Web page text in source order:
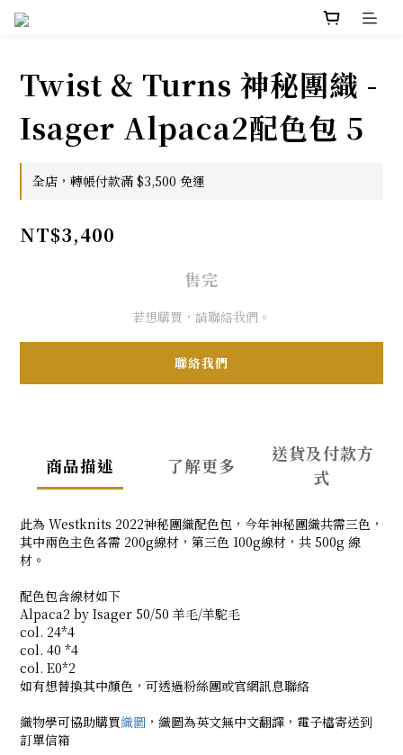
Twist & Turns 神秘團織 -
Isager Alpaca2配色包 5
全店，轉帳付款滿 $3,500 免運
NT$3,400
售完
若想購買，請聯絡我們。
聯絡我們
商品描述 了解更多
送貨及付款方
式
此為 Westknits 2022神秘團織配色包，今年神秘團織共需三色，
其中兩色主色各需 200g線材，第三色 100g線材，共 500g 線
材。
配色包含線材如下
Alpaca2 by Isager 50/50 羊毛/羊駝毛
col. 24*4
col. 40 *4
col. E0*2
如有想替換其中顏色，可透過粉絲團或官網訊息聯絡
織物學可協助購買織圖 ，織圖為英文無中文翻譯，電子檔寄送到
訂單信箱